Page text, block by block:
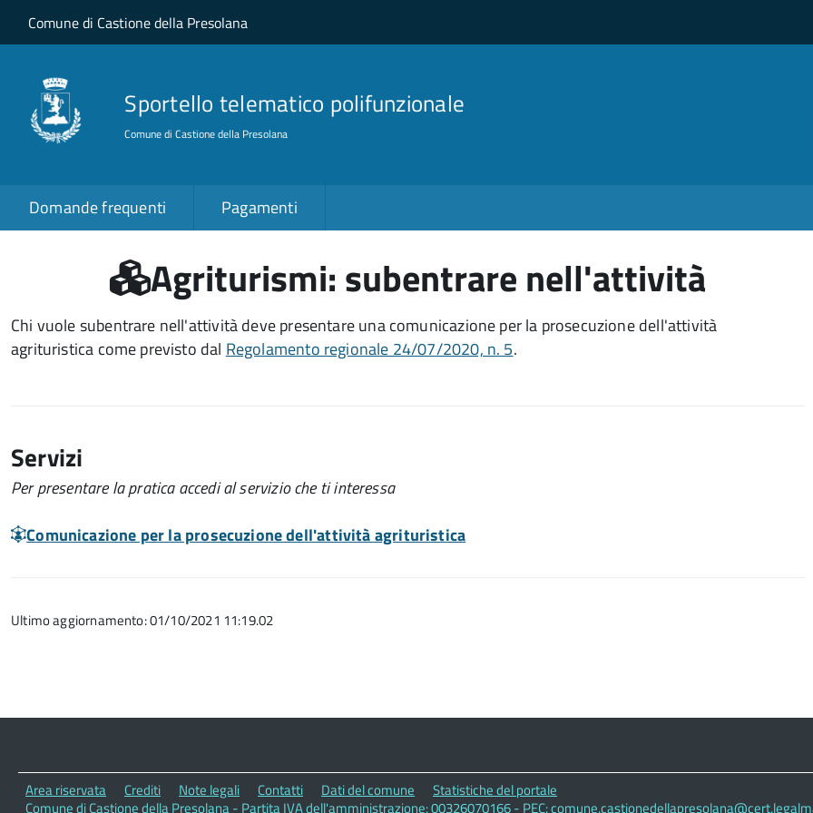
Salta al contenuto principale
Skip to site navigation
Comune di Castione della Presolana
Sportello telematico polifunzionale
Comune di Castione della Presolana
Domande frequenti Pagamenti
Agriturismi: subentrare nell'attività
Chi vuole subentrare nell'attività deve presentare una comunicazione per la prosecuzione dell'attività
agrituristica come previsto dal Regolamento regionale 24/07/2020, n. 5.
Servizi
Per presentare la pratica accedi al servizio che ti interessa
Comunicazione per la prosecuzione dell'attività agrituristica
Ultimo aggiornamento: 01/10/2021 11:19.02
Area riservata Crediti Note legali Contatti Dati del comune
Statistiche del portale
Comune di Castione della Presolana - Partita IVA dell'amministrazione: 00326070166 - PEC: